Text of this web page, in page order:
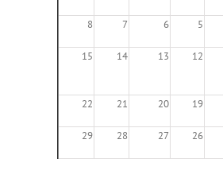
5
6
7
8
12
13
14
15
19
20
21
22
26
27
28
29